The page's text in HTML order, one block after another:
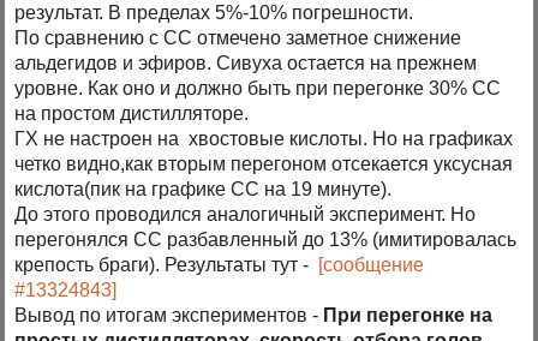
результат. В пределах 5%-10% погрешности.
По сравнению с СС отмечено заметное снижение
альдегидов и эфиров. Сивуха остается на прежнем
уровне. Как оно и должно быть при перегонке 30% СС
на простом дистилляторе.
ГХ не настроен на хвостовые кислоты. Но на графиках
четко видно,как вторым перегоном отсекается уксусная
кислота(пик на графике СС на 19 минуте).
До этого проводился аналогичный эксперимент. Но
перегонялся СС разбавленный до 13% (имитировалась
крепость браги). Результаты тут - [сообщение
#13324843]
Вывод по итогам экспериментов - При перегонке на